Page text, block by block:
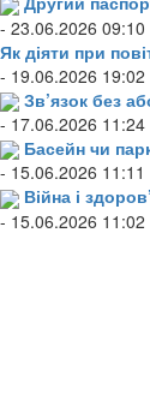
- 23.06.2026 09:10
Як діяти при
- 19.06.2026 19:02
Зв’язок без
- 17.06.2026 11:24
Басейн чи
- 15.06.2026 11:11
Війна і
- 15.06.2026 11:02